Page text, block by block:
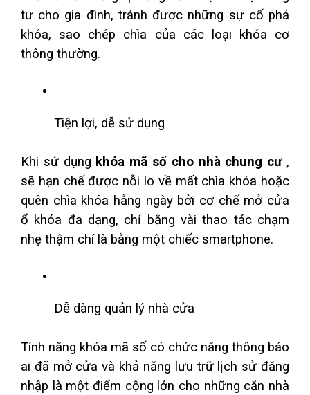
tư cho gia đình, tránh được những sự cố phá
khóa, sao chép chìa của các loại khóa cơ
thông thường.
Tiện lợi, dễ sử dụng
Khi sử dụng khóa mã số cho nhà chung cư ,
sẽ hạn chế được nỗi lo về mất chìa khóa hoặc
quên chìa khóa hằng ngày bởi cơ chế mở cửa
ổ khóa đa dạng, chỉ bằng vài thao tác chạm
nhẹ thậm chí là bằng một chiếc smartphone.
Dễ dàng quản lý nhà cửa
Tính năng khóa mã số có chức năng thông báo
ai đã mở cửa và khả năng lưu trữ lịch sử đăng
nhập là một điểm cộng lớn cho những căn nhà